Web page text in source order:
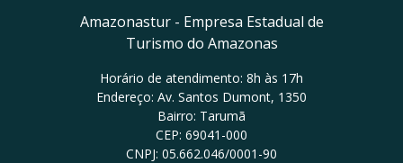
Amazonastur - Empresa Estadual de
Turismo do Amazonas
Horário de atendimento: 8h às 17h
Endereço: Av. Santos Dumont, 1350
Bairro: Tarumã
CEP: 69041-000
CNPJ: 05.662.046/0001-90